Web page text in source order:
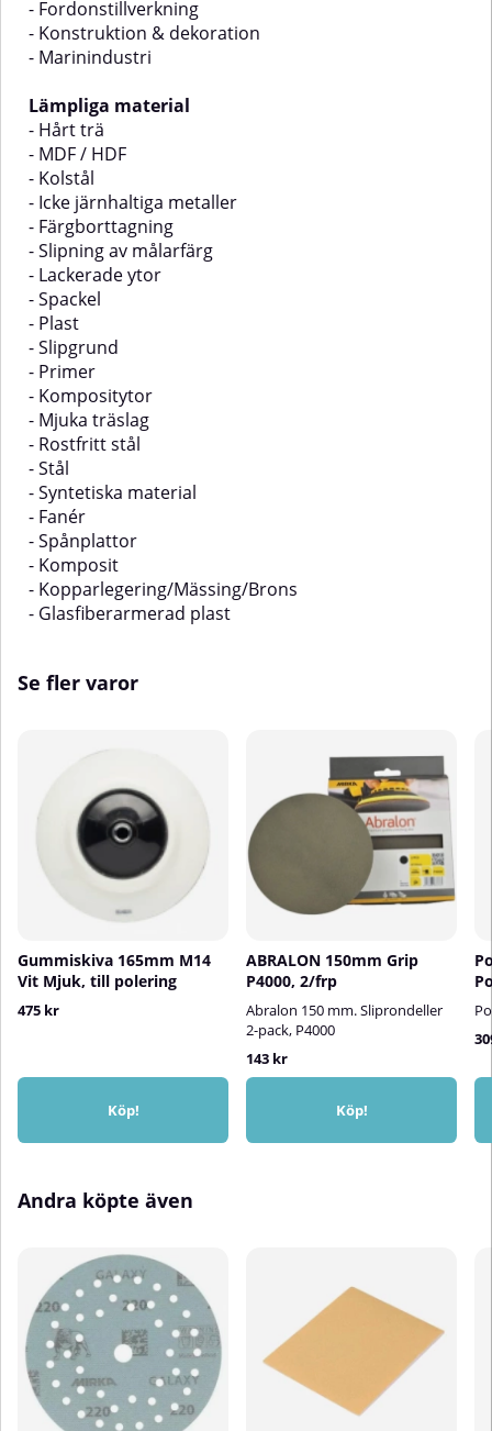
- Fordonstillverkning
- Konstruktion & dekoration
- Marinindustri
Lämpliga material
- Hårt trä
- MDF / HDF
- Kolstål
- Icke järnhaltiga metaller
- Färgborttagning
- Slipning av målarfärg
- Lackerade ytor
- Spackel
- Plast
- Slipgrund
- Primer
- Kompositytor
- Mjuka träslag
- Rostfritt stål
- Stål
- Syntetiska material
- Fanér
- Spånplattor
- Komposit
- Kopparlegering/Mässing/Brons
- Glasfiberarmerad plast
Se fler varor
Gummiskiva 165mm M14
Vit Mjuk, till polering
475 kr
Köp!
ABRALON 150mm Grip
P4000, 2/frp
Abralon 150 mm. Sliprondeller
2-pack, P4000
143 kr
Köp!
Andra köpte även